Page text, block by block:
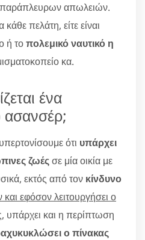
απωλειών.
πελάτη, είτε είναι
ή τοπολεμικό ναυτικό η
κα.
ένα
ασανσέρ;
ότι υπάρχει
ζωέςσε μία οικία με
εκτός από τον κίνδυνο
και εφόσον λειτουργήσει ο
, υπάρχει και η περίπτωση
ο πίνακας